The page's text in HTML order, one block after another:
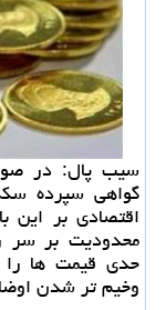
سیب پال: در
گواهی سپرده
اقتصادی بر این
محدودیت بر سر
حدی قیمت ها را
وخیم تر شدن